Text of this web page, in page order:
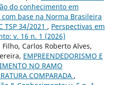
do conhecimento em
base na Norma Brasileira
34/2021 , Perspectivas em
v. 16 n. 1 (2026)
Carlos Roberto Alves,
EMPREENDEDORISMO E
NO RAMO
COMPARADA ,